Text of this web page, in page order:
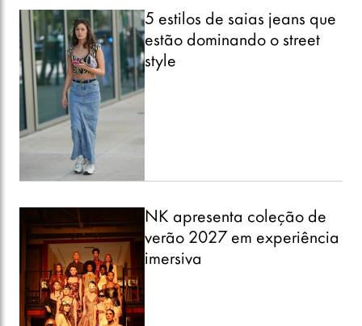
5 estilos de saias jeans que
estão dominando o street
style
NK apresenta coleção de
verão 2027 em experiência
imersiva